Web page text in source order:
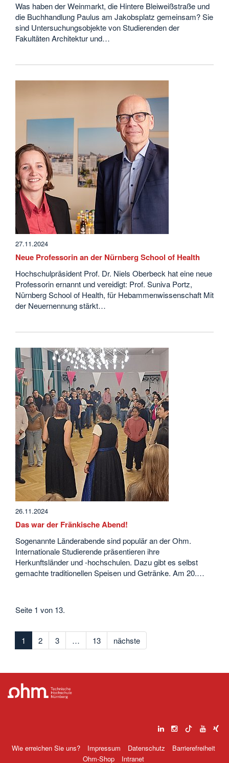
Was haben der Weinmarkt, die Hintere Bleiweißstraße und
die Buchhandlung Paulus am Jakobsplatz gemeinsam? Sie
sind Untersuchungsobjekte von Studierenden der
Fakultäten Architektur und…
27.11.2024
Neue Professorin an der Nürnberg School of Health
Hochschulpräsident Prof. Dr. Niels Oberbeck hat eine neue
Professorin ernannt und vereidigt: Prof. Suniva Portz,
Nürnberg School of Health, für Hebammenwissenschaft Mit
der Neuernennung stärkt…
26.11.2024
Das war der Fränkische Abend!
Sogenannte Länderabende sind populär an der Ohm.
Internationale Studierende präsentieren ihre
Herkunftsländer und -hochschulen. Dazu gibt es selbst
gemachte traditionellen Speisen und Getränke. Am 20.…
Seite 1 von 13.
1 2 3 … 13 nächste
Wie erreichen Sie uns? Impressum Datenschutz
Barrierefreiheit
Ohm-Shop
Intranet